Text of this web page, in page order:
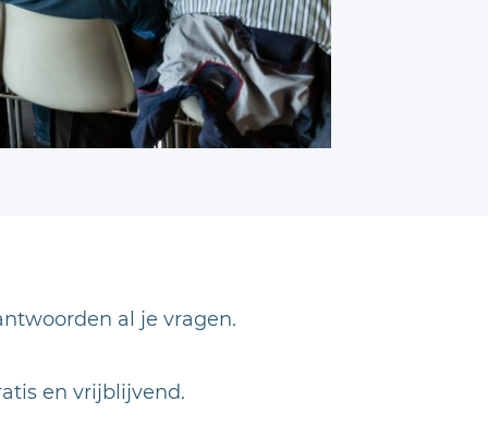
al je vragen.
en vrijblijvend.